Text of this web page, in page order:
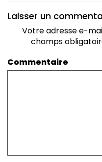
Laisser un
Votre adresse e-
champs
Commentaire